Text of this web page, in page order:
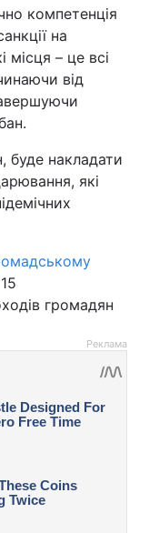
компетенція
на
місця – це всі
від
буде накладати
які
громадян
Реклама